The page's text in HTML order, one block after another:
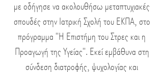
με οδήγησε να ακολουθήσω μεταπτυχιακές
σπουδές στην Ιατρική Σχολή του ΕΚΠΑ, στο
πρόγραμμα "Η Επιστήμη του Στρες και η
Προαγωγή της Υγείας". Εκεί εμβάθυνα στη
σύνδεση διατροφής, ψυχολογίας και